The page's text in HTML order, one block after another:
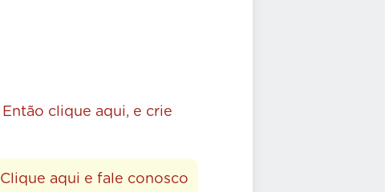
Então clique aqui, e crie
Clique aqui e fale conosco